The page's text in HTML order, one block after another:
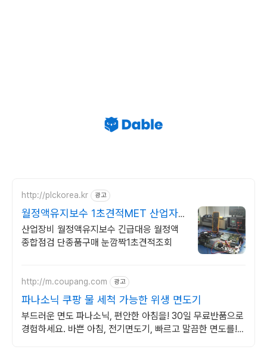
http://plckorea.kr 광고
월정액유지보수 1초견적MET 산업자
동화 장비판매수리보수
산업장비 월정액유지보수 긴급대응 월정액
종합점검 단종품구매 눈깜짝1초견적조회
http://m.coupang.com 광고
파나소닉 쿠팡 물 세척 가능한 위생 면도기
부드러운 면도 파나소닉, 편안한 아침을! 30일 무료반품으로
경험하세요. 바쁜 아침, 전기면도기, 빠르고 말끔한 면도를!